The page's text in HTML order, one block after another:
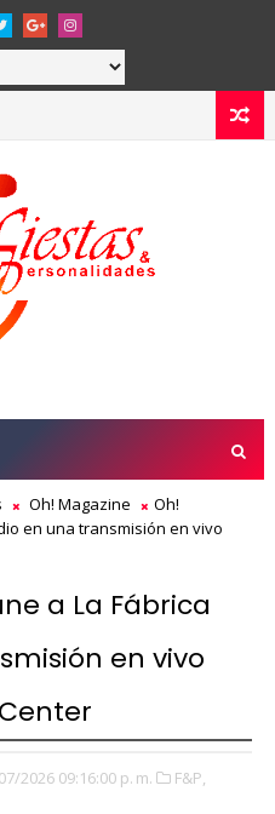
Oh! Magazine
Oh!
en una transmisión en vivo
a La Fábrica
en vivo
2026 09:16:00 p. m.
F&P,